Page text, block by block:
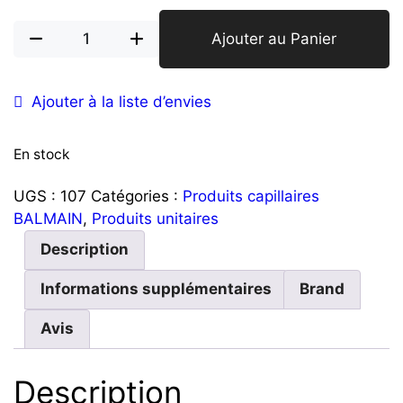
quantité
coiffante
-
Clay
strong
BALMAIN
Ajouter au Panier
Ajouter à la liste d’envies
En stock
UGS : 107 Catégories : Produits capillaires
BALMAIN, Produits unitaires
Description
Informations supplémentaires Brand
Avis
Description